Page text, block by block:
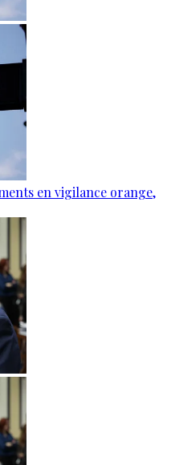
en vigilance orange,